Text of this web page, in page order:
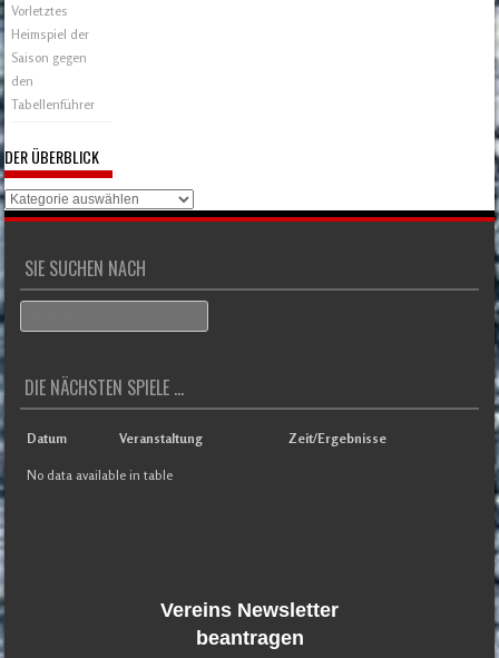
Vorletztes
Heimspiel der
Saison gegen
den
Tabellenführer
DER ÜBERBLICK
Der
Überblick
SIE SUCHEN NACH
DIE NÄCHSTEN SPIELE ...
Datum Veranstaltung Zeit/Ergebnisse
No data available in table
Vereins Newsletter
beantragen